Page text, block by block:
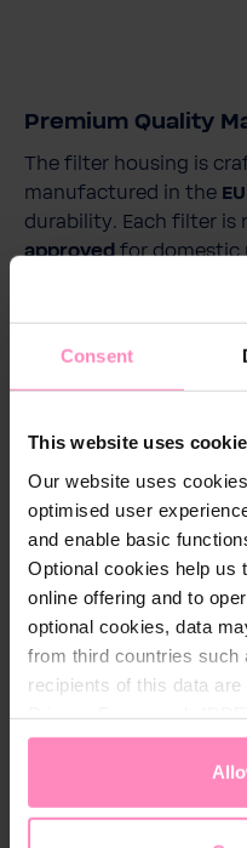
Consent
This website uses
Our website uses
optimised user
and enable basic
Optional cookies help us
online offering and to
optional cookies, data
from third countries such
recipients of this data
appropriate level of data
only allow
access and change your
Premium Quality
The filter housing is
manufactured in the EU
durability. Each filter is
approvedfor domestic
WQA-Certificate.pdf
Télécharger
NSF-Conditions.pdf
Télécharger